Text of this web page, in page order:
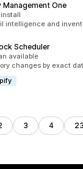
Management One
install
intelligence and
Scheduler
available
changes by exact
3 4 23